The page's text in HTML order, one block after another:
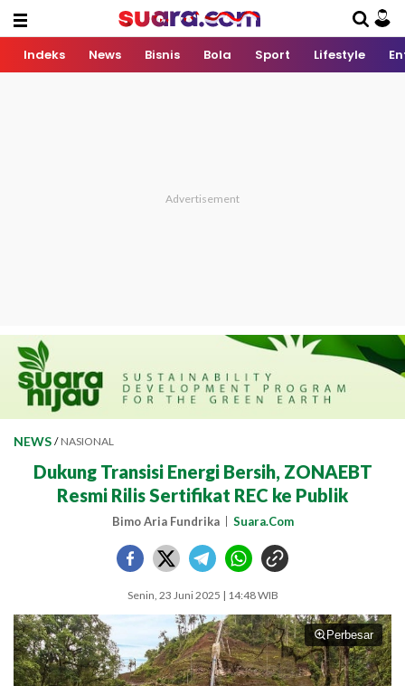
Indeks News Bisnis Bola Sport Lifestyle
NEWS / NASIONAL
Dukung Transisi Energi Bersih, ZONAEBT
Resmi Rilis Sertifikat REC ke Publik
Bimo Aria Fundrika Suara.Com
Senin, 23 Juni 2025 | 14:48 WIB
Perbesar